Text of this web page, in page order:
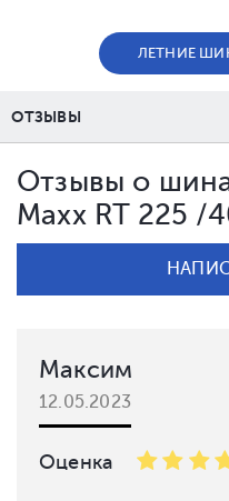
ЛЕТНИЕ
ОТЗЫВЫ
Отзывы о
Maxx RT 225 /
Максим
12.05.2023
Оценка